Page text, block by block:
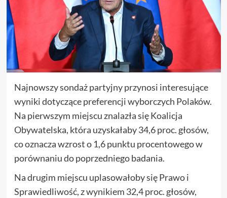
Najnowszy sondaż partyjny przynosi interesujące
wyniki dotyczące preferencji wyborczych Polaków.
Na pierwszym miejscu znalazła się Koalicja
Obywatelska, która uzyskałaby 34,6 proc. głosów,
co oznacza wzrost o 1,6 punktu procentowego w
porównaniu do poprzedniego badania.
Na drugim miejscu uplasowałoby się Prawo i
Sprawiedliwość, z wynikiem 32,4 proc. głosów,